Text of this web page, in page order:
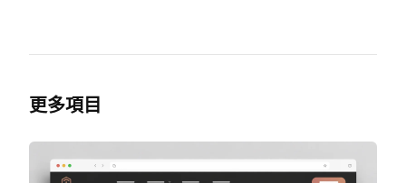
更多項目